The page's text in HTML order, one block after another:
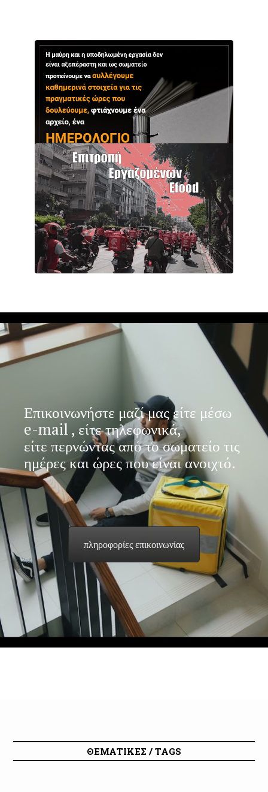
Επικοινωνήστε μαζί μας είτε μέσω
e-mail , είτε τηλεφωνικά,
είτε περνώντας από το σωματείο τις
ημέρες και ώρες που είναι ανοιχτό.
πληροφορίες επικοινωνίας
ΘΕΜΑΤΙΚΕΣ / TAGS